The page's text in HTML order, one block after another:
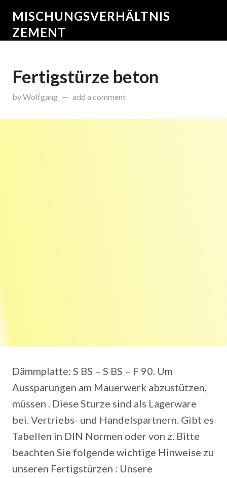
MISCHUNGSVERHÄLTNIS
ZEMENT
Fertigstürze beton
byWolfgang onOktober 13, 2015
add a comment
Dämmplatte: S BS – S BS – F 90. Um
Aussparungen am Mauerwerk abzustützen,
müssen . Diese Sturze sind als Lagerware
bei. Vertriebs- und Handelspartnern. Gibt es
Tabellen in DIN Normen oder von z. Bitte
beachten Sie folgende wichtige Hinweise zu
unseren Fertigstürzen : Unsere